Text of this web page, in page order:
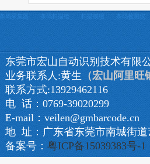
条码采集器 条码扫描枪 扫描模组 条码检测仪
东莞市宏山自动识别技术有限
业务联系人:黄生 （宏山阿里旺
联系方式:13929462116
电 话：0769-39020299
E-mail：veilen@gmbarcode.cn
地 址：广东省东莞市南城街
备案号： 粤ICP备15039383号-1